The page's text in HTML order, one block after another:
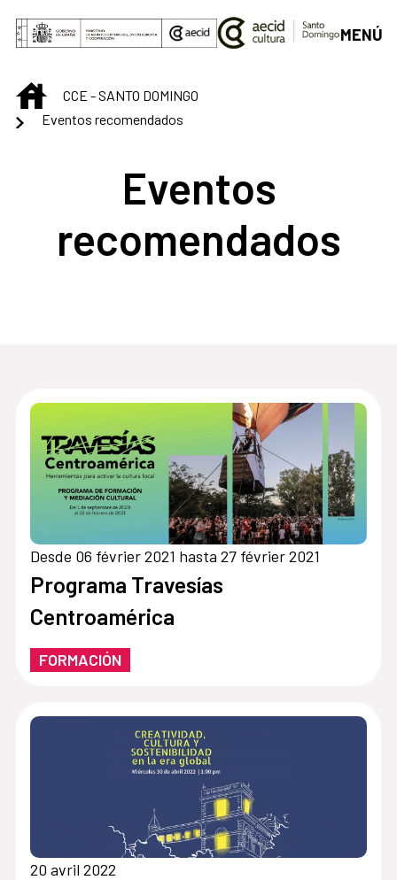
Saut au contenu principal
MENÚ
INICIOCCE - SANTO DOMINGO
Eventos recomendados
Eventos
recomendados
Desde 06 février 2021 hasta 27 février 2021
Programa Travesías
Centroamérica
FORMACIÓN
20 avril 2022